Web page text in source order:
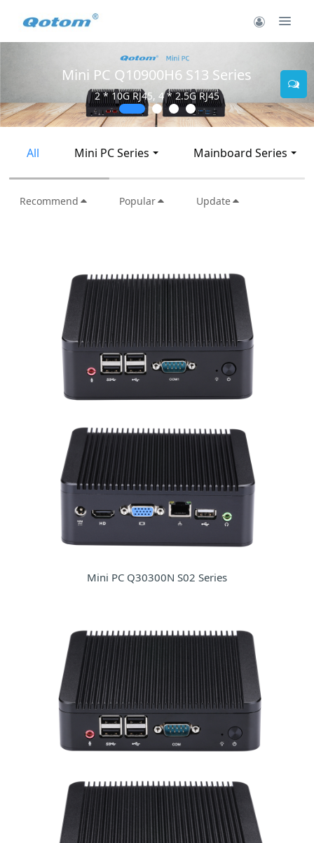
Mini PC Q30900SE S13 Series
2 * 10G SFP+, 6 * 2.5G RJ45
All Mini PC Series Mainboard Series
Recommend Popular Update
Mini PC Q30300N S02 Series